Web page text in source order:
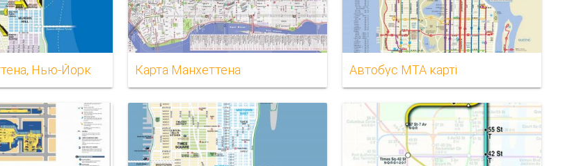
Нью-Йорк Карта Манхеттена Автобус MTA карті